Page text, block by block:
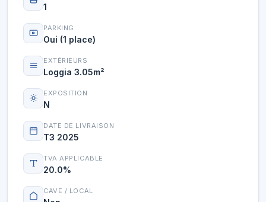
1
PARKING
Oui (1 place)
EXTÉRIEURS
Loggia 3.05m²
EXPOSITION
N
DATE DE LIVRAISON
T3 2025
TVA APPLICABLE
20.0%
CAVE / LOCAL